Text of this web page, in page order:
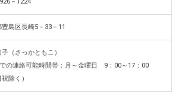
豊島区長崎5－33－11
（さっかともこ）
の連絡可能時間帯：月～金曜日 9：00～17：00
祝除く）